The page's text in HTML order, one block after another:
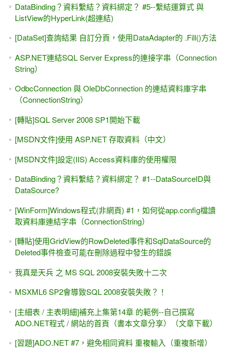
DataBinding？資料繫結？資料綁定？ #5--繫結運算式 與
ListView的HyperLink(超連結)
[DataSet]查詢結果 自訂分頁，使用DataAdapter的 .Fill()方法
ASP.NET連結SQL Server Express的連接字串（Connection
String）
OdbcConnection 與 OleDbConnection 的連結資料庫字串
（ConnectionString）
[轉貼]SQL Server 2008 SP1開始下載
[MSDN文件]使用 ASP.NET 存取資料（中文）
[MSDN文件]設定(IIS) Access資料庫的使用權限
DataBinding？資料繫結？資料綁定？ #1--DataSourceID與
DataSource?
[WinForm]Windows程式(非網頁) #1，如何從app.config檔讀
取資料庫連結字串（ConnectionString）
[轉貼]使用GridView的RowDeleted事件和SqlDataSource的
Deleted事件檢查可能在刪除過程中發生的錯誤
我真是天兵 之 MS SQL 2008安裝失敗十二次
MSXML6 SP2會導致SQL 2008安裝失敗？！
[主細表 / 主表明細]補充上集第14章 的範例--自己撰寫
ADO.NET程式 / 網站的首頁（書本文章分享）（文章下載）
[習題]ADO.NET #7，避免相同資料 重複輸入（重複新增）